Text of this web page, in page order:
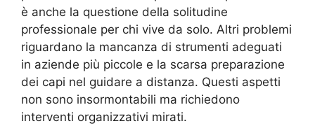
è anche la questione della solitudine
professionale per chi vive da solo. Altri problemi
riguardano la mancanza di strumenti adeguati
in aziende più piccole e la scarsa preparazione
dei capi nel guidare a distanza. Questi aspetti
non sono insormontabili ma richiedono
interventi organizzativi mirati.